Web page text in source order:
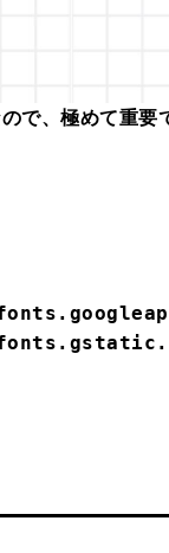
で、極めて重要